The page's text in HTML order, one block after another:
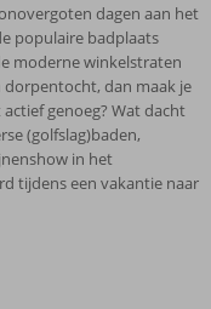
dagen aan het
populaire badplaats
moderne winkelstraten
dorpentocht, dan maak je
genoeg? Wat dacht
(golfslag)baden,
in het
tijdens een vakantie naar